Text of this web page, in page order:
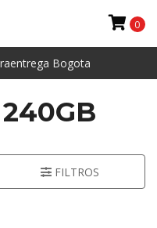
Bogota
0
FILTROS